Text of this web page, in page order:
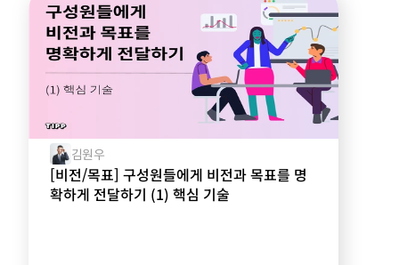
김원우
[비전/목표] 구성원들에게 비전과 목표를 명
확하게 전달하기 (1) 핵심 기술